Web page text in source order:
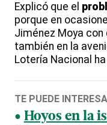
Explicó que el
porque en
Jiménez Moya con
también en la
Lotería Nacional
TE PUEDE
Hoyos en la